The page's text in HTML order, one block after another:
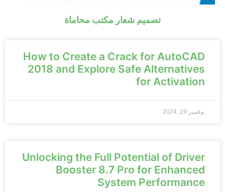
تصميم شعار مكتب محاماة
How to Create a Crack for AutoCAD
2018 and Explore Safe Alternatives
for Activation
نوفمبر 19, 2024
Unlocking the Full Potential of Driver
Booster 8.7 Pro for Enhanced
System Performance